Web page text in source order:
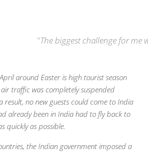
"The biggest challenge for me
around Easter is high tourist season
traffic was completely suspended
result, no new guests could come to India
already been in India had to fly back to
quickly as possible.
the Indian government imposed a